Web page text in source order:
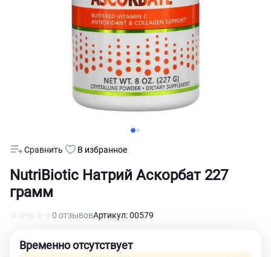
NutriBiotic Натрий Аскорбат 227
грамм
0 отзывовАртикул: 00579
Сравнить В избранное
Временно отсутствует